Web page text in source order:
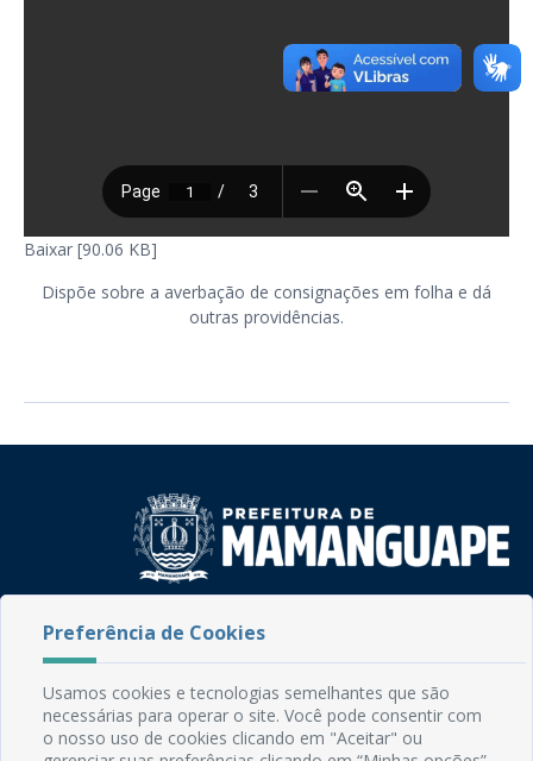
Baixar [90.06 KB]
Dispõe sobre a averbação de consignações em folha e dá
outras providências.
CEP: 58.280-000 - Mamanguape/PB
Email: comunicacao@mamanguape.pb.gov.br
Expediente: Segunda à Sexta, das 08h às 13h
Preferência de Cookies
Usamos cookies e tecnologias semelhantes que são
necessárias para operar o site. Você pode consentir com
o nosso uso de cookies clicando em "Aceitar" ou